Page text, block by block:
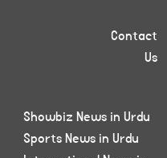
Contact
Us
Showbiz News in Urdu
Sports News in Urdu